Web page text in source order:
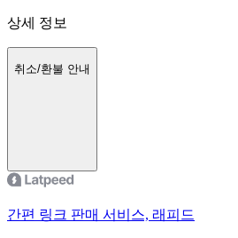
상세 정보
취소/환불 안내
간편 링크 판매 서비스, 래피드